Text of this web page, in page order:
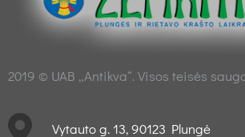
2019 © UAB „Antikva“. Visos teisės
Vytauto g. 13, 90123 Plungė